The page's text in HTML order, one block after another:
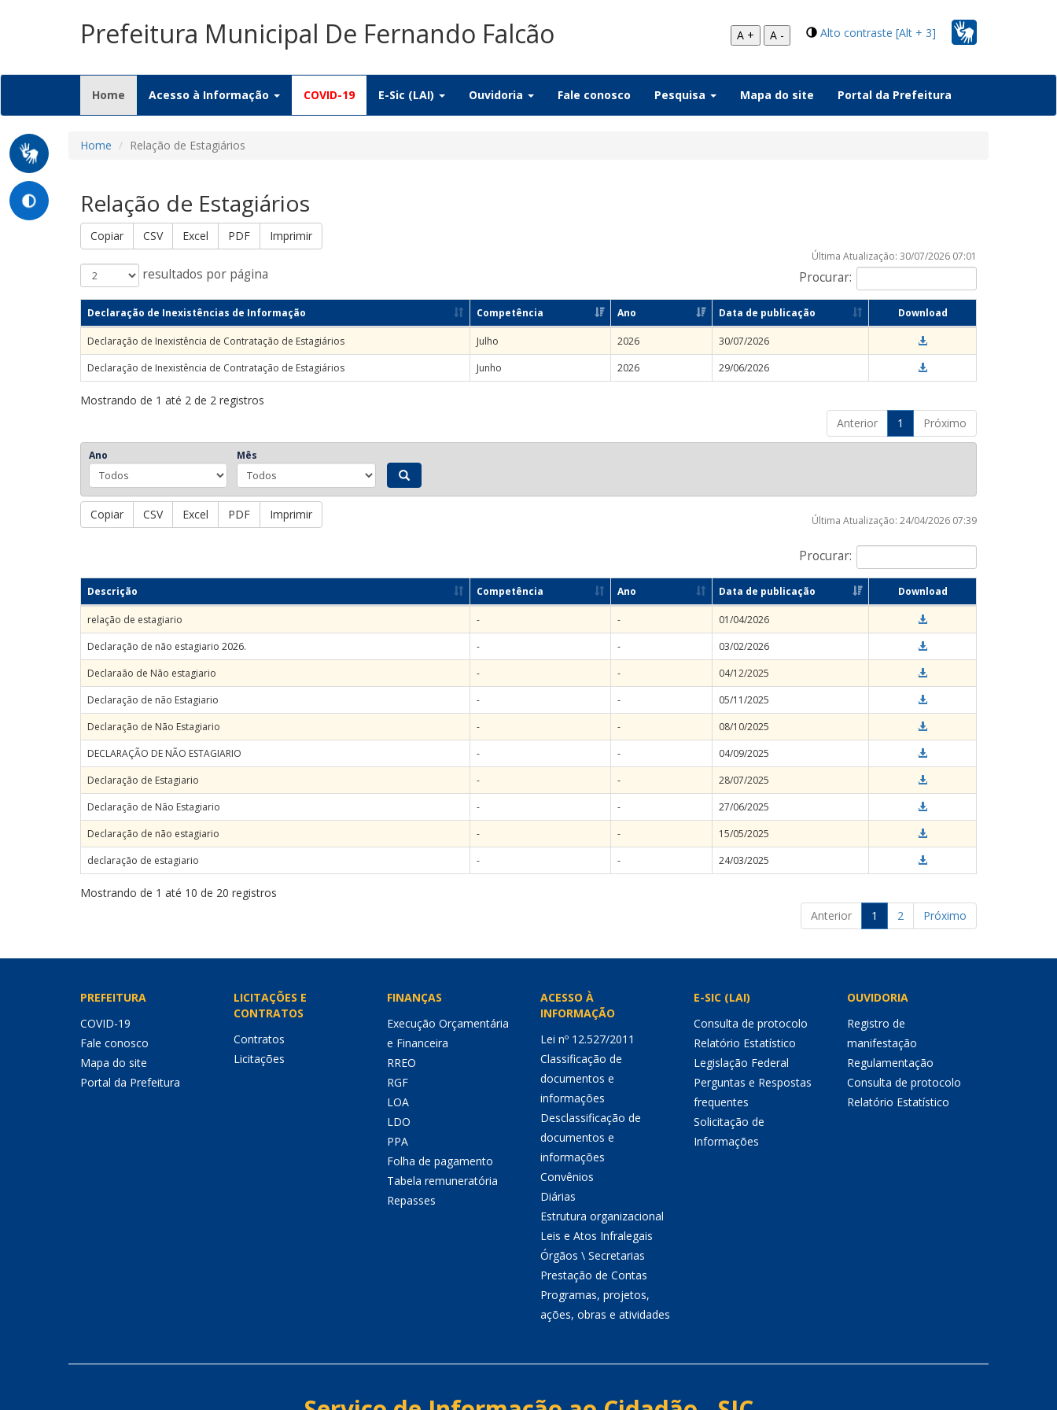
Prefeitura Municipal De Fernando Falcão Alto contraste [Alt + 3]
A + A -
Home (current)
Acesso à Informação COVID-19 E-Sic (LAI) Ouvidoria Fale conosco Pesquisa Mapa do site Portal da Prefeitura
Home Relação de Estagiários
Relação de Estagiários
Copiar CSV Excel PDF Imprimir
resultados por página Procurar:
Última Atualização: 30/07/2026 07:01
Declaração de Inexistências de Informação Competência Ano Data de publicação Download
Declaração de Inexistência de Contratação de Estagiários Julho 2026
30/07/2026
Declaração de Inexistência de Contratação de Estagiários
Junho 2026 29/06/2026
Mostrando de 1 até 2 de 2 registros
Anterior
1 Próximo
Ano Mês
Copiar CSV Excel PDF Imprimir
Procurar:
Última Atualização: 24/04/2026 07:39
Descrição Competência Ano Data de publicação Download
relação de estagiario - -
01/04/2026
Declaração de não estagiario 2026.
- -
03/02/2026
Declaraão de Não estagiario
- -
04/12/2025
Declaração de não Estagiario
- -
05/11/2025
Declaração de Não Estagiario
- -
08/10/2025
DECLARAÇÃO DE NÃO ESTAGIARIO
- -
04/09/2025
Declaração de Estagiario
- -
28/07/2025
Declaração de Não Estagiario
- -
27/06/2025
Declaração de não estagiario
- -
15/05/2025
declaração de estagiario
- - 24/03/2025
Mostrando de 1 até 10 de 20 registros
Anterior
1 2 Próximo
PREFEITURA
COVID-19
Fale conosco
Mapa do site
Portal da Prefeitura
LICITAÇÕES E
CONTRATOS
Contratos
Licitações
FINANÇAS
Execução Orçamentária
e Financeira
RREO
RGF
LOA
LDO
PPA
Folha de pagamento
Tabela remuneratória
Repasses
ACESSO À
INFORMAÇÃO
Lei nº 12.527/2011
Classificação de
documentos e
informações
Desclassificação de
documentos e
informações
Convênios
Diárias
Estrutura organizacional
Leis e Atos Infralegais
Órgãos \ Secretarias
Prestação de Contas
Programas, projetos,
ações, obras e atividades
E-SIC (LAI)
Consulta de protocolo
Relatório Estatístico
Legislação Federal
Perguntas e Respostas
frequentes
Solicitação de
Informações
OUVIDORIA
Registro de
manifestação
Regulamentação
Consulta de protocolo
Relatório Estatístico